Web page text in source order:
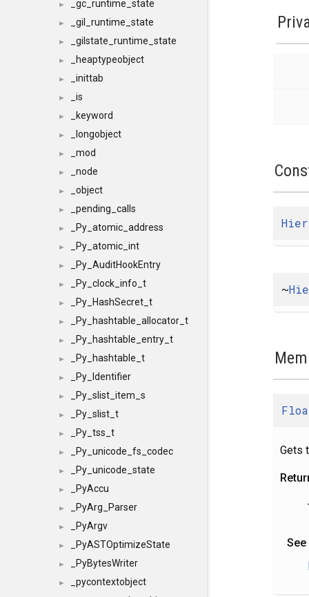
► _gc_runtime_state
► _gil_runtime_state
► _gilstate_runtime_state
► _heaptypeobject
► _inittab
► _is
► _keyword
► _longobject
► _mod
► _node
► _object
► _pending_calls
► _Py_atomic_address
► _Py_atomic_int
► _Py_AuditHookEntry
► _Py_clock_info_t
► _Py_HashSecret_t
► _Py_hashtable_allocator_t
► _Py_hashtable_entry_t
► _Py_hashtable_t
► _Py_Identifier
► _Py_slist_item_s
► _Py_slist_t
► _Py_tss_t
► _Py_unicode_fs_codec
► _Py_unicode_state
► _PyAccu
► _PyArg_Parser
► _PyArgv
► _PyASTOptimizeState
► _PyBytesWriter
►
_pycontextobject
~
Gets